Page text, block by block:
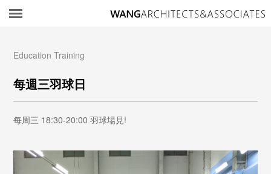
Education Training
每週三羽球日
每周三 18:30-20:00 羽球場見!